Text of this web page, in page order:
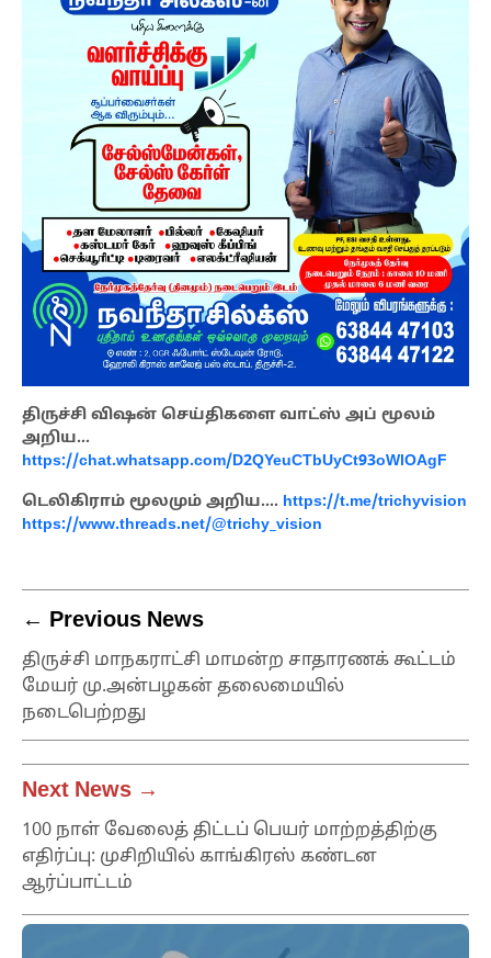
திருச்சி விஷன் செய்திகளை வாட்ஸ் அப் மூலம்
அறிய…
https://chat.whatsapp.com/D2QYeuCTbUyCt93oWlOAgF
டெலிகிராம் மூலமும் அறிய…. https://t.me/trichyvision
https://www.threads.net/@trichy_vision
← Previous News
திருச்சி மாநகராட்சி மாமன்ற சாதாரணக் கூட்டம்
மேயர் மு.அன்பழகன் தலைமையில்
நடைபெற்றது
Next News →
100 நாள் வேலைத் திட்டப் பெயர் மாற்றத்திற்கு
எதிர்ப்பு: முசிறியில் காங்கிரஸ் கண்டன
ஆர்ப்பாட்டம்